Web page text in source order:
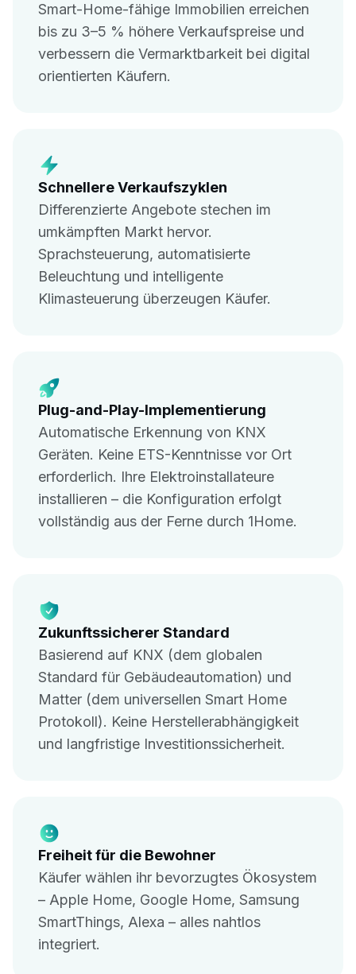
Smart-Home-fähige Immobilien erreichen
bis zu 3–5 % höhere Verkaufspreise und
verbessern die Vermarktbarkeit bei digital
orientierten Käufern.
Schnellere Verkaufszyklen
Differenzierte Angebote stechen im
umkämpften Markt hervor.
Sprachsteuerung, automatisierte
Beleuchtung und intelligente
Klimasteuerung überzeugen Käufer.
Plug-and-Play-Implementierung
Automatische Erkennung von KNX
Geräten. Keine ETS-Kenntnisse vor Ort
erforderlich. Ihre Elektroinstallateure
installieren – die Konfiguration erfolgt
vollständig aus der Ferne durch 1Home.
Zukunftssicherer Standard
Basierend auf KNX (dem globalen
Standard für Gebäudeautomation) und
Matter (dem universellen Smart Home
Protokoll). Keine Herstellerabhängigkeit
und langfristige Investitionssicherheit.
Freiheit für die Bewohner
Käufer wählen ihr bevorzugtes Ökosystem
– Apple Home, Google Home, Samsung
SmartThings, Alexa – alles nahtlos
integriert.